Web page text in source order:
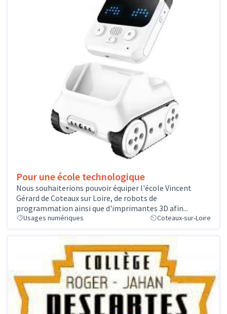
Pour une école technologique
Nous souhaiterions pouvoir équiper l'école Vincent
Gérard de Coteaux sur Loire, de robots de
programmation ainsi que d'imprimantes 3D afin...
Usages numériques Coteaux-sur-Loire